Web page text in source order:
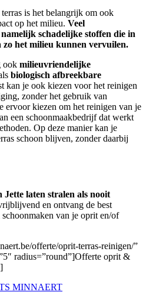
is het belangrijk om ook
op het milieu. Veel
schadelijke stoffen die in
het milieu kunnen vervuilen.
ook milieuvriendelijke
biologisch afbreekbare
kan je ook kiezen voor het reinigen
zonder het gebruik van
ervoor kiezen om het reinigen van je
een schoonmaakbedrijf dat werkt
Op deze manier kan je
schoon blijven, zonder daarbij
laten stralen als nooit
en ontvang de best
van je oprit en/of
offerte/oprit-terras-reinigen/”
radius=”round”]Offerte oprit &